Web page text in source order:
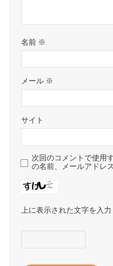
名前 ※
メール ※
サイト
次回のコメントで使用
の名前、メールアドレ
上に表示された文字を入力